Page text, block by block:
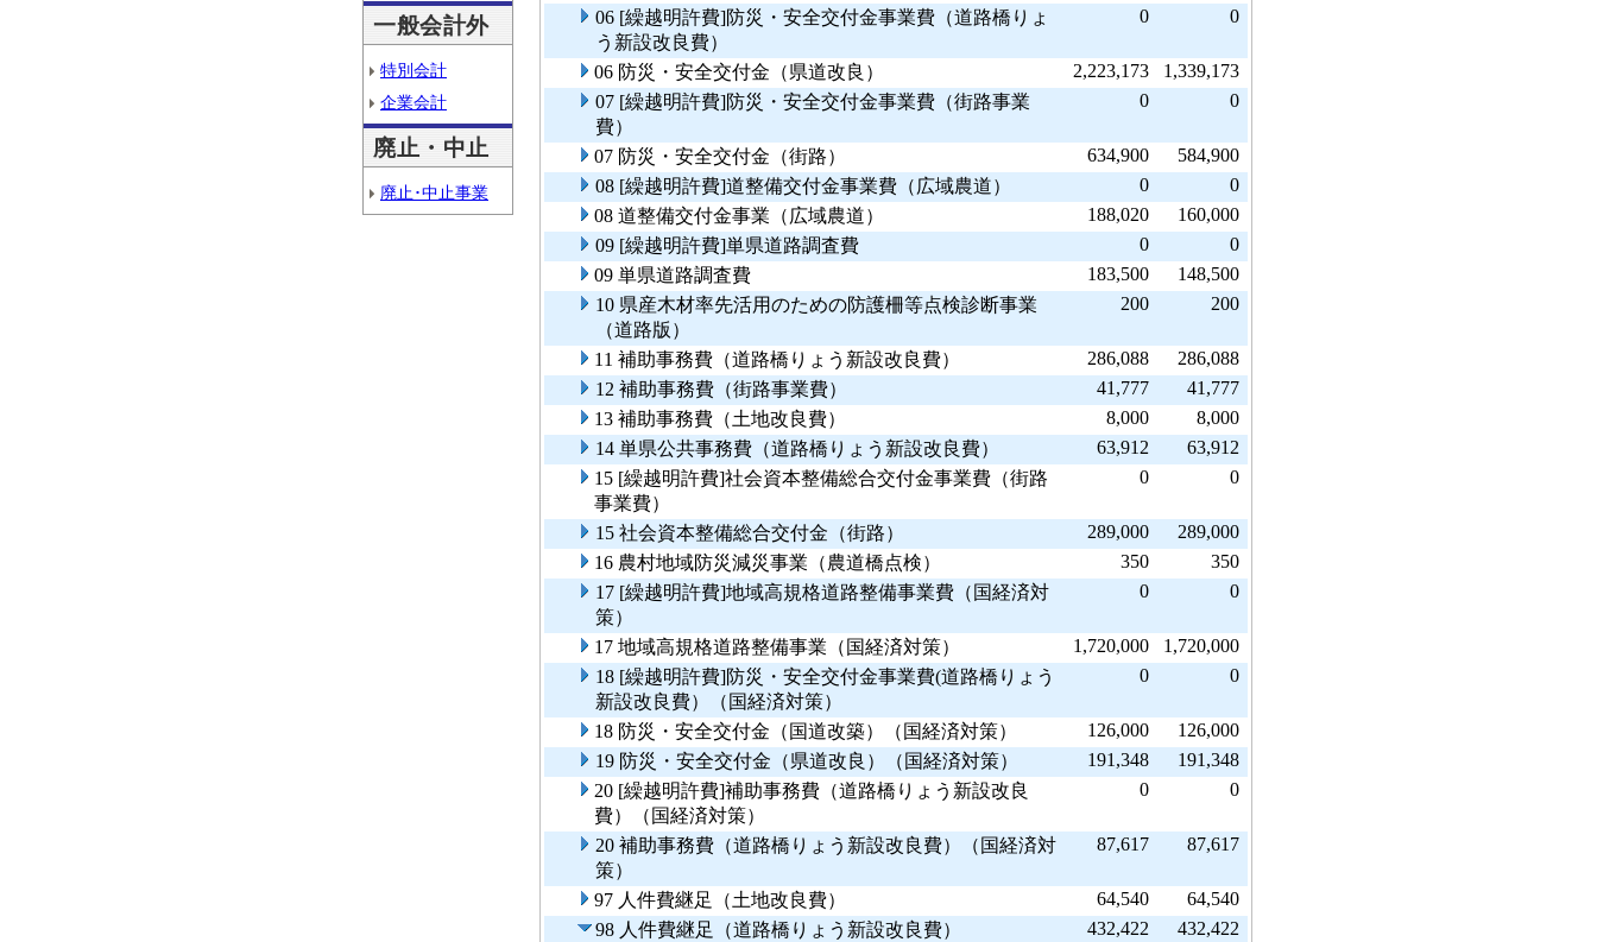
一般会計外
特別会計
企業会計
廃止・中止
廃止･中止事業
06 [繰越明許費]防災・安全交付金事業費（道路橋りょ
う新設改良費）
0 0
06 防災・安全交付金（県道改良） 2,223,173
1,339,173
07 [繰越明許費]防災・安全交付金事業費（街路事業
費）
0 0
07 防災・安全交付金（街路） 634,900
584,900
08 [繰越明許費]道整備交付金事業費（広域農道）
0
0
08 道整備交付金事業（広域農道）
188,020
160,000
09 [繰越明許費]単県道路調査費
0
0
09 単県道路調査費
183,500
148,500
10 県産木材率先活用のための防護柵等点検診断事業
（道路版）
200 200
11 補助事務費（道路橋りょう新設改良費） 286,088
286,088
12 補助事務費（街路事業費）
41,777
41,777
13 補助事務費（土地改良費）
8,000
8,000
14 単県公共事務費（道路橋りょう新設改良費）
63,912
63,912
15 [繰越明許費]社会資本整備総合交付金事業費（街路
事業費）
0 0
15 社会資本整備総合交付金（街路） 289,000
289,000
16 農村地域防災減災事業（農道橋点検）
350
350
17 [繰越明許費]地域高規格道路整備事業費（国経済対
策）
0 0
17 地域高規格道路整備事業（国経済対策） 1,720,000
1,720,000
18 [繰越明許費]防災・安全交付金事業費(道路橋りょう
新設改良費）（国経済対策）
0 0
18 防災・安全交付金（国道改築）（国経済対策） 126,000
126,000
19 防災・安全交付金（県道改良）（国経済対策）
191,348
191,348
20 [繰越明許費]補助事務費（道路橋りょう新設改良
費）（国経済対策）
0 0
20 補助事務費（道路橋りょう新設改良費）（国経済対
策）
87,617 87,617
97 人件費継足（土地改良費） 64,540
64,540
98 人件費継足（道路橋りょう新設改良費）
432,422 432,422